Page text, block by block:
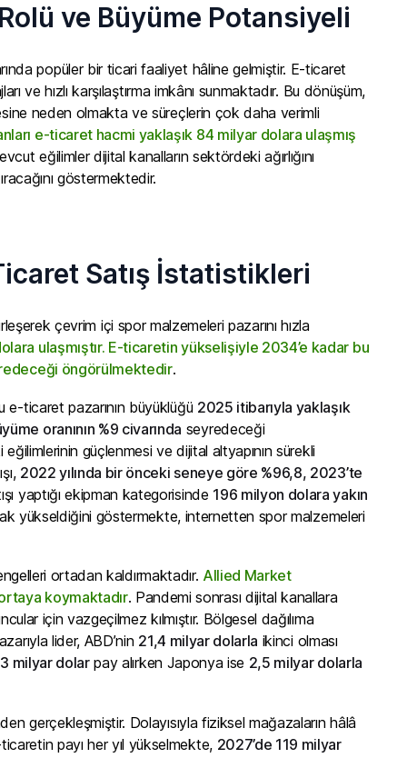
ve Büyüme Potansiyeli
popüler bir ticari faaliyet hâline gelmiştir. E-ticaret
hızlı karşılaştırma imkânı sunmaktadır. Bu dönüşüm,
neden olmakta ve süreçlerin çok daha verimli
e-ticaret hacmi yaklaşık 84 milyar dolara ulaşmış
eğilimler dijital kanalların sektördeki ağırlığını
göstermektedir.
Satış İstatistikleri
çevrim içi spor malzemeleri pazarını hızla
ulaşmıştır. E-ticaretin yükselişiyle 2034’e kadar bu
öngörülmektedir.
ticaret pazarının büyüklüğü 2025 itibarıyla yaklaşık
oranının %9 civarında seyredeceği
güçlenmesi ve dijital altyapının sürekli
2022 yılında bir önceki seneye göre %96,8, 2023’te
yaptığı ekipman kategorisinde 196 milyon dolara yakın
yükseldiğini göstermekte, internetten spor malzemeleri
ortadan kaldırmaktadır. Allied Market
koymaktadır. Pandemi sonrası dijital kanallara
için vazgeçilmez kılmıştır. Bölgesel dağılıma
lider, ABD’nin 21,4 milyar dolarla ikinci olması
3 milyar dolarpay alırken Japonya ise 2,5 milyar dolarla
gerçekleşmiştir. Dolayısıyla fiziksel mağazaların hâlâ
payı her yıl yükselmekte, 2027’de 119 milyar